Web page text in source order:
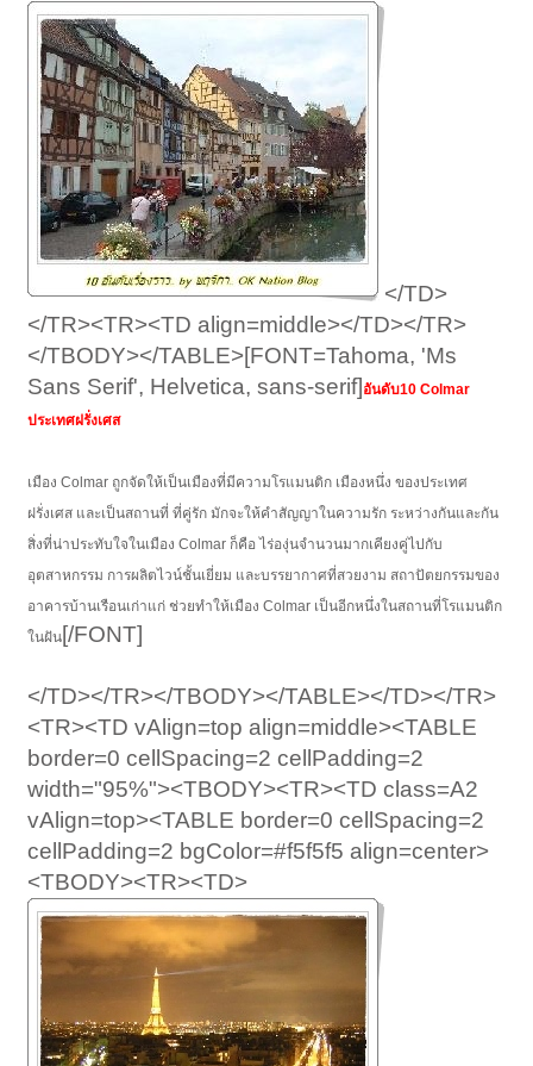
</TD>
</TR><TR><TD align=middle></TD></TR>
</TBODY></TABLE>[FONT=Tahoma, 'Ms
Sans Serif', Helvetica, sans-serif] อันดับ10 Colmar
ประเทศฝรั่งเศส
เมือง Colmar ถูกจัดให้เป็นเมืองที่มีความโรแมนติก เมืองหนึ่ง ของประเทศ
ฝรั่งเศส และเป็นสถานที่ ที่คู่รัก มักจะให้คำสัญญาในความรัก ระหว่างกันและกัน
สิ่งที่น่าประทับใจในเมือง Colmar ก็คือ ไร่องุ่นจำนวนมากเคียงคู่ไปกับ
อุตสาหกรรม การผลิตไวน์ชั้นเยี่ยม และบรรยากาศที่สวยงาม สถาปัตยกรรมของ
อาคารบ้านเรือนเก่าแก่ ช่วยทำให้เมือง Colmar เป็นอีกหนึ่งในสถานที่โรแมนติก
ในฝัน [/FONT]
</TD></TR></TBODY></TABLE></TD></TR>
<TR><TD vAlign=top align=middle><TABLE
border=0 cellSpacing=2 cellPadding=2
width="95%"><TBODY><TR><TD class=A2
vAlign=top><TABLE border=0 cellSpacing=2
cellPadding=2 bgColor=#f5f5f5 align=center>
<TBODY><TR><TD>